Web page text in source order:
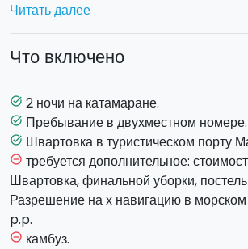
новыми людьми.
Модель лодки: Катамаран Lagoon
Индивидуальная аренда кают:
присутствовать другие пассажиры.
Отправление:в пятницу в 14.30.
Прибытие: в воскресенье в 18.30.
Читать далее
Что включено
task_alt 2 ночи на катамаране.
task_alt Пребывание в двухместном номере.
task_alt Швартовка в туристическом порту
remove_circle_outline требуется дополнительное:
Швартовка, финальной уборки,
Разрешение на х навигацию в
p.p.
remove_circle_outline камбуз.